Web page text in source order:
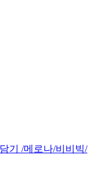
기 /메로나/비비빅/